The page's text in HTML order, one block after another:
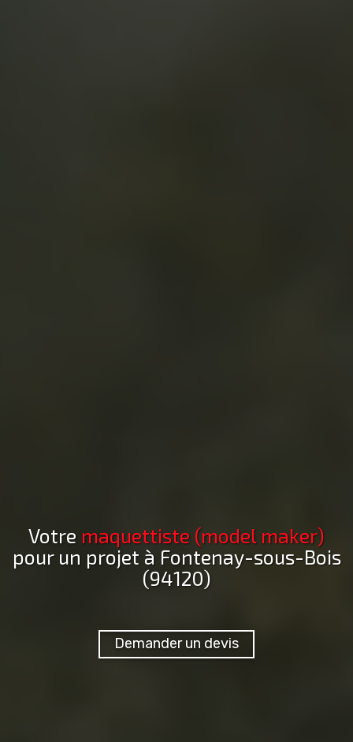
Votre maquettiste (model maker)
pour un projet à Fontenay-sous-Bois
(94120)
Demander un devis